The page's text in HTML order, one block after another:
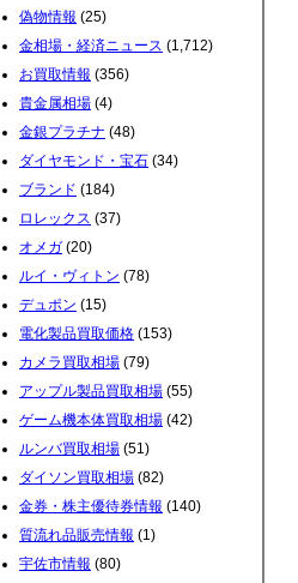
偽物情報 (25)
金相場・経済ニュース (1,712)
お買取情報 (356)
貴金属相場 (4)
金銀プラチナ (48)
ダイヤモンド・宝石 (34)
ブランド (184)
ロレックス (37)
オメガ (20)
ルイ・ヴィトン (78)
デュポン (15)
電化製品買取価格 (153)
カメラ買取相場 (79)
アップル製品買取相場 (55)
ゲーム機本体買取相場 (42)
ルンバ買取相場 (51)
ダイソン買取相場 (82)
金券・株主優待券情報 (140)
質流れ品販売情報 (1)
宇佐市情報 (80)